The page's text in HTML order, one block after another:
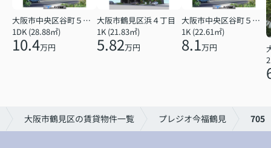
大阪市中央区谷町５丁目
1DK (28.88㎡)
10.4万円
大阪市鶴見区浜４丁目
1K (21.83㎡)
5.82万円
大阪市中央区谷町５丁目
1K (22.61㎡)
8.1万円
大阪市鶴見区の賃貸物件一覧 プレジオ今福鶴見 705